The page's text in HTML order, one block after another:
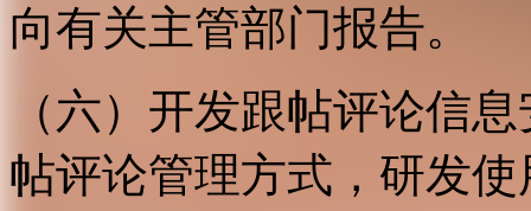
向有关主管部门报告。
（六）开发跟帖评论信
帖评论管理方式，研发